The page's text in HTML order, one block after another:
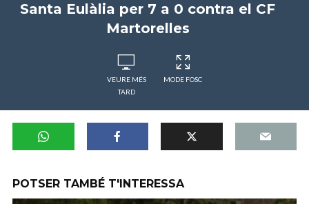
Santa Eulàlia per 7 a 0 contra el CF
Martorelles
VEURE MÉS
TARD
MODE FOSC
POTSER TAMBÉ T'INTERESSA